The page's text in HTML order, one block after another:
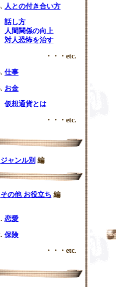
人との付き合い方
話し方
人間関係の向上
対人恐怖を治す
・・・etc.
仕事
お金
仮想通貨とは
・・・etc.
ジャンル別 編
その他 お役立ち 編
恋愛
保険
・・・etc.